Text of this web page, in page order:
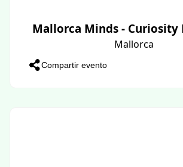
Mallorca Minds - Curiosity
Mallorca
Compartir evento